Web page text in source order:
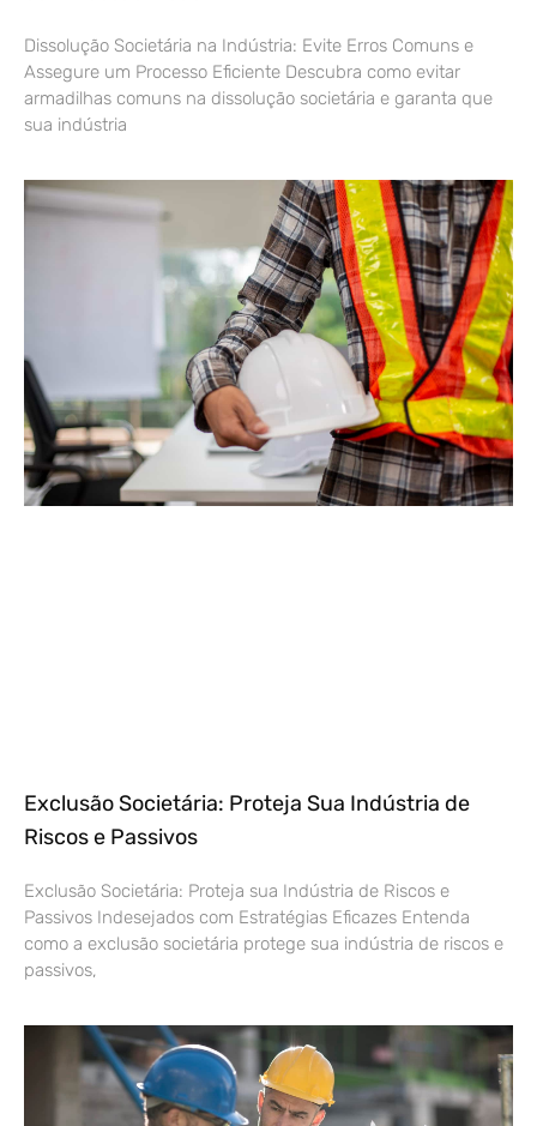
Dissolução Societária na Indústria: Evite Erros Comuns e
Assegure um Processo Eficiente Descubra como evitar
armadilhas comuns na dissolução societária e garanta que
sua indústria
Exclusão Societária: Proteja Sua Indústria de
Riscos e Passivos
Exclusão Societária: Proteja sua Indústria de Riscos e
Passivos Indesejados com Estratégias Eficazes Entenda
como a exclusão societária protege sua indústria de riscos e
passivos,